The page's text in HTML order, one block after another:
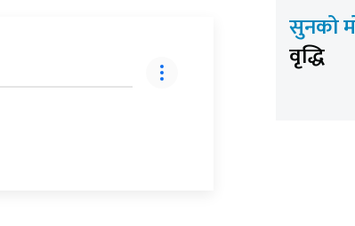
सुनको
वृद्धि